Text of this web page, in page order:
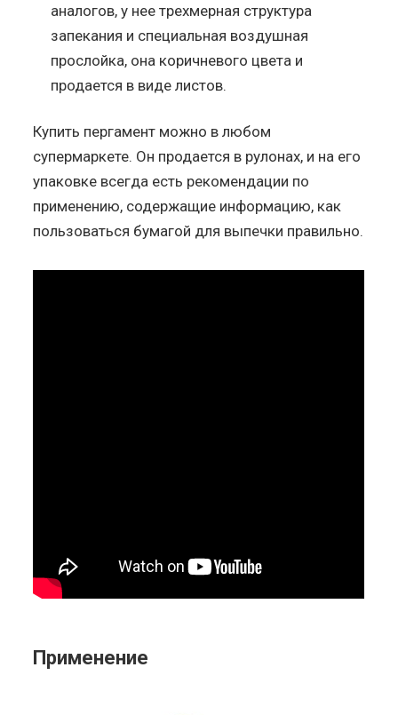
аналогов, у нее трехмерная структура
запекания и специальная воздушная
прослойка, она коричневого цвета и
продается в виде листов.
Купить пергамент можно в любом
супермаркете. Он продается в рулонах, и на его
упаковке всегда есть рекомендации по
применению, содержащие информацию, как
пользоваться бумагой для выпечки правильно.
Применение